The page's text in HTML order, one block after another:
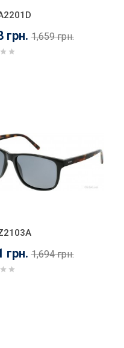
грн. 1,659 грн.
грн. 1,694 грн.